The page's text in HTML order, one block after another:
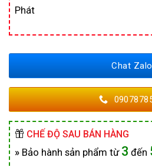
Phát
Chat Zalo
CHẾ ĐỘ SAU BÁN HÀNG
» Bảo hành sản phẩm từ 3 đến